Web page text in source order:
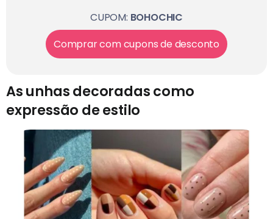
CUPOM: BOHOCHIC
Comprar com cupons de desconto
As unhas decoradas como
expressão de estilo